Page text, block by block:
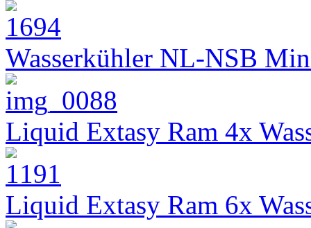
Wasserkühler NL-NSB
Liquid Extasy Ram 4x
Liquid Extasy Ram 6x